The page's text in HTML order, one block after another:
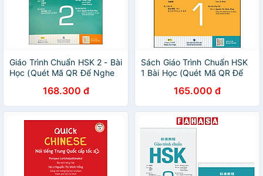
Giáo Trình Chuẩn HSK 2 - Bài
Học (Quét Mã QR Để Nghe
168.300 đ
Sách Giáo Trình Chuẩn HSK
1 Bài Học (Quét Mã QR Để
165.000 đ